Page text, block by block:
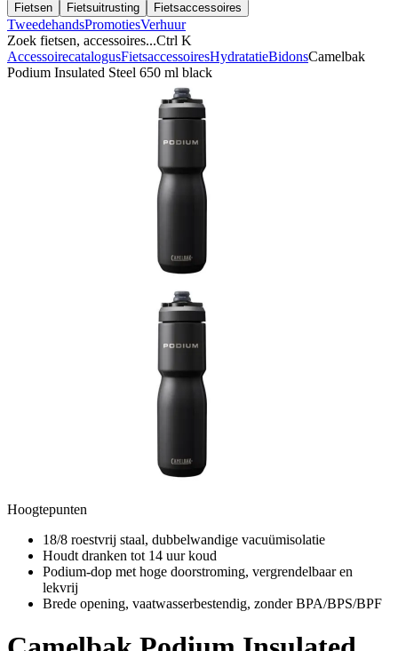
Fietsen Fietsuitrusting Fietsaccessoires
TweedehandsPromotiesVerhuur
Zoek fietsen, accessoires...Ctrl K
AccessoirecatalogusFietsaccessoiresHydratatieBidonsCamelbak
Podium Insulated Steel 650 ml black
Hoogtepunten
18/8 roestvrij staal, dubbelwandige vacuümisolatie
Houdt dranken tot 14 uur koud
Podium-dop met hoge doorstroming, vergrendelbaar en
lekvrij
Brede opening, vaatwasserbestendig, zonder BPA/BPS/BPF